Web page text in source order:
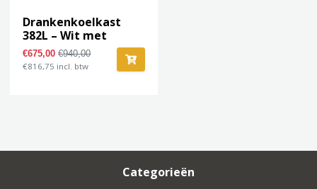
Drankenkoelkast
382L – Wit met
Glasdeur (zonder
lichtbak)
€675,00€940,00
€816,75 incl. btw
Categorieën